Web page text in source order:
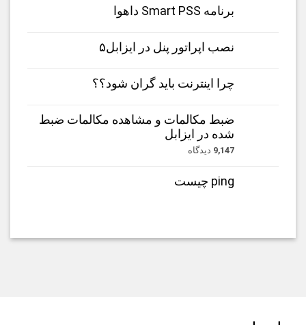
برنامه Smart PSS داهوا
نصب اپراتور پنل در ایزابل۵
چرا اینترنت باید گران شود؟؟
ضبط مکالمات و مشاهده مکالمات ضبط
شده در ایزابل
9,147 دیدگاه
ping چیست